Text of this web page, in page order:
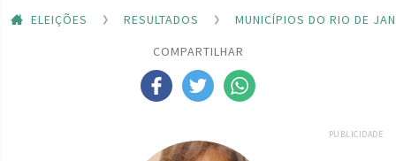
ELEIÇÕES RESULTADOS
MUNICÍPIOS DO RIO DE
COMPARTILHAR
PUBLICIDADE